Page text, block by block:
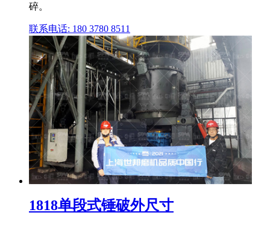
碎。
联系电话: 180 3780 8511
1818单段式锤破外尺寸